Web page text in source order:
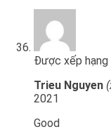
Được xếp hạng
Trieu Nguyen
2021
Good